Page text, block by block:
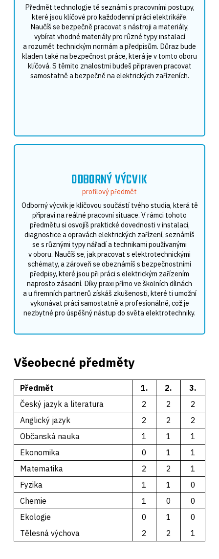
Předmět technologie tě seznámí s pracovními postupy,
které jsou klíčové pro každodenní práci elektrikáře.
Naučíš se bezpečně pracovat s nástroji a materiály,
vybírat vhodné materiály pro různé typy instalací
a rozumět technickým normám a předpisům. Důraz bude
kladen také na bezpečnost práce, která je v tomto oboru
klíčová. S těmito znalostmi budeš připraven pracovat
samostatně a bezpečně na elektrických zařízeních.
ODBORNÝ VÝCVIK
profilový předmět
Odborný výcvik je klíčovou součástí tvého studia, která tě
připraví na reálné pracovní situace. V rámci tohoto
předmětu si osvojíš praktické dovednosti v instalaci,
diagnostice a opravách elektrických zařízení, seznámíš
se s různými typy nářadí a technikami používanými
v oboru. Naučíš se, jak pracovat s elektrotechnickými
schématy, a zároveň se obeznámíš s bezpečnostními
předpisy, které jsou při práci s elektrickým zařízením
naprosto zásadní. Díky praxi přímo ve školních dílnách
a u firemních partnerů získáš zkušenosti, které ti umožní
vykonávat práci samostatně a profesionálně, což je
nezbytné pro úspěšný nástup do světa elektrotechniky.
Všeobecné předměty
Předmět 1. 2.
3.
Český jazyk a literatura
2 2
2
Anglický jazyk
2 2
2
Občanská nauka
1 1
1
Ekonomika
0 1
1
Matematika
2 2
1
Fyzika
1 1
0
Chemie
1 0
0
Ekologie
0 1
0
Tělesná výchova
2 2 1